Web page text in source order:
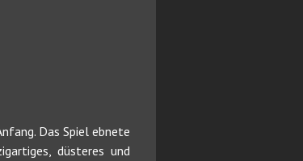
Das Spiel ebnete
düsteres und